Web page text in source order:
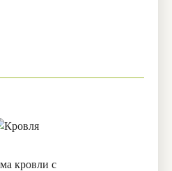
кровли с